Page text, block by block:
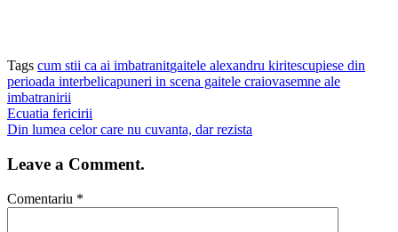
Tags cum stii ca ai imbatranitgaitele alexandru kiritescupiese din
perioada interbelicapuneri in scena gaitele craiovasemne ale
imbatranirii
Ecuatia fericirii
Din lumea celor care nu cuvanta, dar rezista
Leave a Comment.
Comentariu *